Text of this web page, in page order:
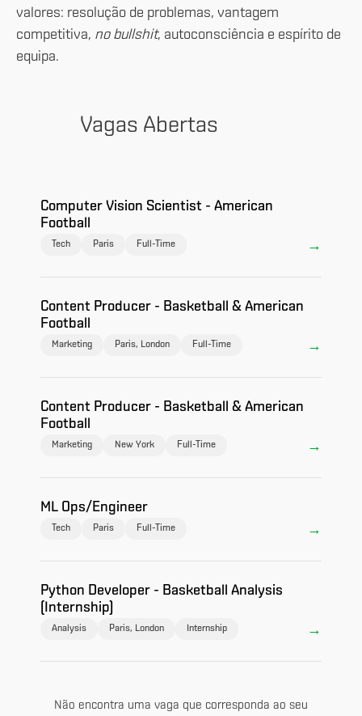
valores: resolução de problemas, vantagem
competitiva, no bullshit, autoconsciência e espírito de
equipa.
Vagas Abertas
Computer Vision Scientist - American
Football
Tech Paris Full-Time
Content Producer - Basketball & American
Football
Marketing Paris, London Full-Time
Content Producer - Basketball & American
Football
Marketing New York Full-Time
ML Ops/Engineer
Tech Paris Full-Time
Python Developer - Basketball Analysis
(Internship)
Analysis Paris, London Internship
Não encontra uma vaga que corresponda ao seu